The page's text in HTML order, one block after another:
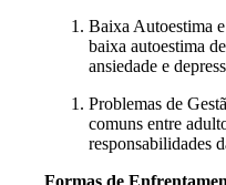
Baixa Autoestima
baixa autoestima
ansiedade e
Problemas de
comuns entre
responsabilidades